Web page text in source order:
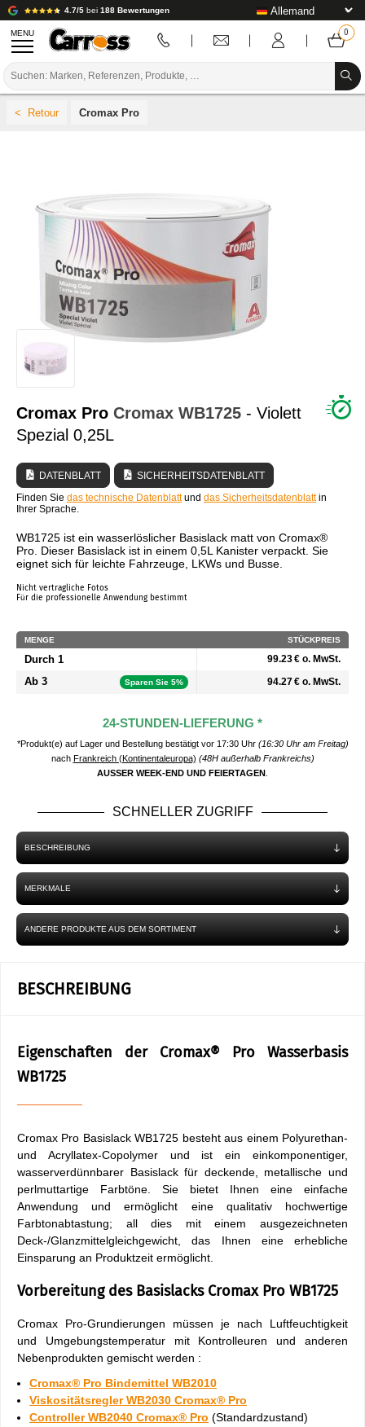
4.7/5 bei 188 Bewertungen
MENU
KAROSSERIE-VERBRAUCHSMATERIAL
KAROSSERIE-WERKZEUG
AUSSTATTUNG DER KAROSSERIEWERKSTATT
LABOREINRICHTUNG
TUTORIAL & TIPPS
Cromax Pro
Cromax Pro Cromax WB1725 - Violett
Spezial 0,25L
DATENBLATT
SICHERHEITSDATENBLATT
Finden Sie das technische Datenblattund das Sicherheitsdatenblattin
Ihrer Sprache.
WB1725 ist ein wasserlöslicher Basislack matt von Cromax®
Pro. Dieser Basislack ist in einem 0,5L Kanister verpackt. Sie
eignet sich für leichte Fahrzeuge, LKWs und Busse.
Nicht vertragliche Fotos
Für die professionelle Anwendung bestimmt
MENGE STÜCKPREIS
Durch 1 99.23 € o. MwSt.
Ab 3 Sparen Sie 5% 94.27 € o. MwSt.
24-STUNDEN-LIEFERUNG *
*Produkt(e) auf Lager und Bestellung bestätigt vor 17:30 Uhr (16:30 Uhr am Freitag)
nach Frankreich (Kontinentaleuropa) (48H außerhalb Frankreichs)
AUSSER WEEK-END UND FEIERTAGEN
SCHNELLER ZUGRIFF
BESCHREIBUNG
MERKMALE
ANDERE PRODUKTE AUS DEM SORTIMENT
BESCHREIBUNG
Eigenschaften der Cromax® Pro Wasserbasis
WB1725
Cromax Pro Basislack WB1725 besteht aus einem Polyurethan-
und Acryllatex-Copolymer und ist ein einkomponentiger,
wasserverdünnbarer Basislack für deckende, metallische und
perlmuttartige Farbtöne. Sie bietet Ihnen eine einfache
Anwendung und ermöglicht eine qualitativ hochwertige
Farbtonabtastung; all dies mit einem ausgezeichneten
Deck-/Glanzmittelgleichgewicht, das Ihnen eine erhebliche
Einsparung an Produktzeit ermöglicht.
Vorbereitung des Basislacks Cromax Pro WB1725
Cromax Pro-Grundierungen müssen je nach Luftfeuchtigkeit
und Umgebungstemperatur mit Kontrolleuren und anderen
Nebenprodukten gemischt werden :
Cromax® Pro Bindemittel WB2010
Viskositätsregler WB2030 Cromax® Pro
Controller WB2040 Cromax® Pro (Standardzustand)